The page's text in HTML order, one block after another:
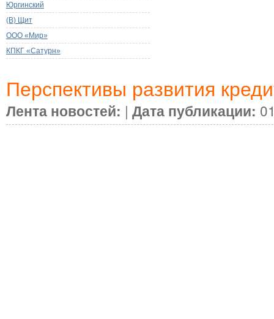
Юргинский
(В) Щит
ООО «Мир»
КПКГ «Сатурн»
Перспективы развития
Лента новостей: | Дата публикации: